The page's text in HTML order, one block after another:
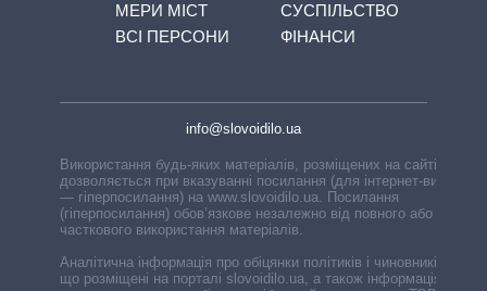
МЕРИ МІСТ
ВСІ ПЕРСОНИ
СУСПІЛЬСТВО
ФІНАНСИ
info@slovoidilo.ua
Використання будь-яких матеріалів, розміщених на сайті,
дозволяється при вказуванні посилання (для інтернет-видань
— гіперпосилання) на www.slovoidilo.ua. Посилання
(гіперпосилання) обов’язкове незалежно від повного або
часткового використання матеріалів.
Аналітична інформація про обіцянки політиків і чиновників,
що розміщені на порталі slovoidilo.ua, а також інформація про